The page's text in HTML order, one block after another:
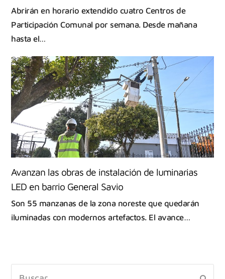
Abrirán en horario extendido cuatro Centros de
Participación Comunal por semana. Desde mañana
hasta el…
Avanzan las obras de instalación de luminarias
LED en barrio General Savio
Son 55 manzanas de la zona noreste que quedarán
iluminadas con modernos artefactos. El avance…